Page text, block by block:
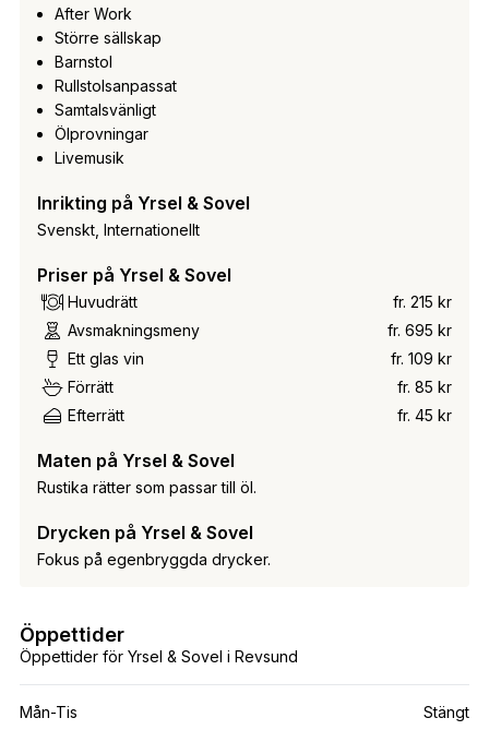
After Work
Större sällskap
Barnstol
Rullstolsanpassat
Samtalsvänligt
Ölprovningar
Livemusik
Inrikting på Yrsel & Sovel
Svenskt, Internationellt
Priser på Yrsel & Sovel
Huvudrätt
fr. 215 kr
Avsmakningsmeny
fr. 695 kr
Ett glas vin
fr. 109 kr
Förrätt
fr. 85 kr
Efterrätt
fr. 45 kr
Maten på Yrsel & Sovel
Rustika rätter som passar till öl.
Drycken på Yrsel & Sovel
Fokus på egenbryggda drycker.
Öppettider för Yrsel & Sovel i Revsund
Öppettider
Mån-Tis Stängt